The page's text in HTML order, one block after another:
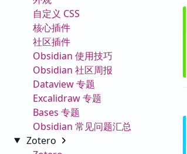
自定义 CSS
核心插件
社区插件
Obsidian 使用技巧
Obsidian 社区周报
Dataview 专题
Excalidraw 专题
Bases 专题
Obsidian 常见问题汇总
Zotero